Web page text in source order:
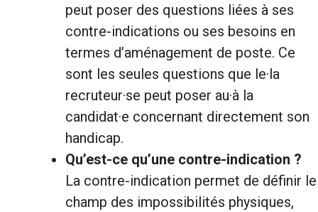
peut poser des questions liées à ses
contre-indications ou ses besoins en
termes d’aménagement de poste. Ce
sont les seules questions que le·la
recruteur·se peut poser au·à la
candidat·e concernant directement son
handicap.
Qu’est-ce qu’une contre-indication ?
La contre-indication permet de définir le
champ des impossibilités physiques,